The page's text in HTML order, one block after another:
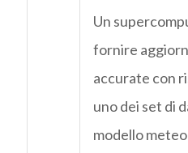
Un
fornire
accurate con
uno dei set di
modello